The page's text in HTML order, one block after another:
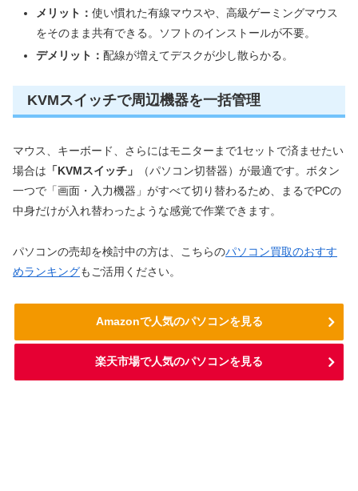
メリット： 使い慣れた有線マウスや、高級ゲーミングマウス
をそのまま共有できる。ソフトのインストールが不要。
デメリット： 配線が増えてデスクが少し散らかる。
KVMスイッチで周辺機器を一括管理
マウス、キーボード、さらにはモニターまで1セットで済ませたい
場合は 「KVMスイッチ」
（パソコン切替器）が最適です。ボタン
一つで「画面・入力機器」がすべて切り替わるため、まるでPCの
中身だけが入れ替わったような感覚で作業できます。
パソコンの売却を検討中の方は、こちらのパソコン買取のおすす
めランキングもご活用ください。
Amazonで人気のパソコンを見る
楽天市場で人気のパソコンを見る